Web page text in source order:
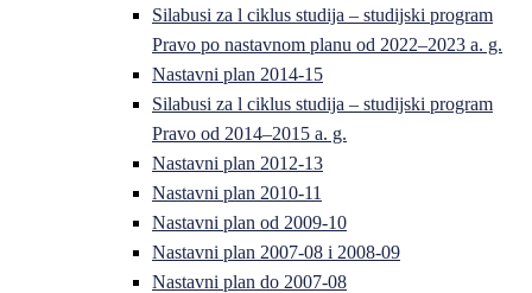
Silabusi za l ciklus studija – studijski program
Pravo po nastavnom planu od 2022–2023 a. g.
Nastavni plan 2014-15
Silabusi za l ciklus studija – studijski program
Pravo od 2014–2015 a. g.
Nastavni plan 2012-13
Nastavni plan 2010-11
Nastavni plan od 2009-10
Nastavni plan 2007-08 i 2008-09
Nastavni plan do 2007-08